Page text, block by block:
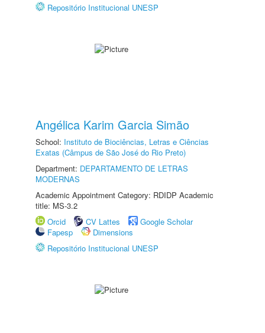
Repositório Institucional UNESP
Angélica Karim Garcia Simão
School: Instituto de Biociências, Letras e Ciências
Exatas (Câmpus de São José do Rio Preto)
Department: DEPARTAMENTO DE LETRAS
MODERNAS
Academic Appointment Category: RDIDP Academic
title: MS-3.2
Orcid
CV Lattes
Google Scholar
Fapesp
Dimensions
Repositório Institucional UNESP